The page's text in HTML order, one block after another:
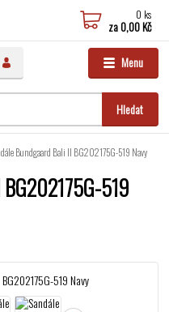
Menu
Hledat
0 ks
za0,00 Kč
Bundgaard Bali II BG202175G-519 Navy
519